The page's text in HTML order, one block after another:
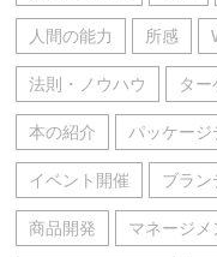
人間の能力 所感
法則・ノウハウ タ
本の紹介 パッケージ
イベント開催 ブラン
商品開発 マネージメ